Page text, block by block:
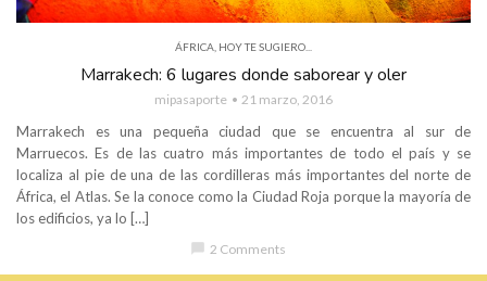
ÁFRICA HOY TE SUGIERO...
Marrakech: 6 lugares donde saborear y oler
mipasaporte 21 marzo, 2016
Marrakech es una pequeña ciudad que se encuentra al sur de
Marruecos. Es de las cuatro más importantes de todo el país y se
localiza al pie de una de las cordilleras más importantes del norte de
África, el Atlas. Se la conoce como la Ciudad Roja porque la mayoría de
los edificios, ya lo […]
chat_bubble 2 Comments